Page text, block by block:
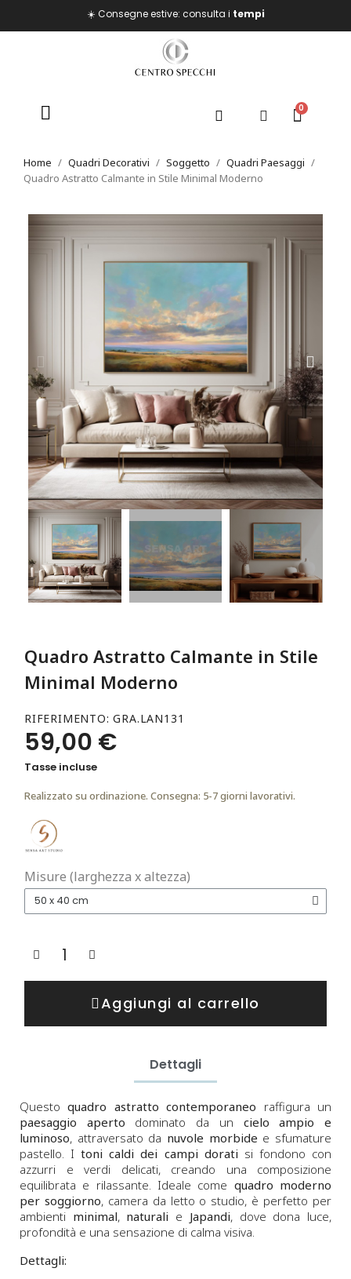
☀️ Consegne estive: consulta i tempi
Home Quadri Decorativi Soggetto
Quadri Paesaggi
Quadro Astratto Calmante in Stile Minimal Moderno
Quadro Astratto Calmante in Stile
Minimal Moderno
RIFERIMENTO GRA.LAN131
59,00 €
Tasse incluse
Realizzato su ordinazione. Consegna: 5-7 giorni lavorativi.
Misure (larghezza x altezza)
Aggiungi al carrello
Dettagli
Questoquadro astratto contemporaneo raffigura un
paesaggio aperto dominato da un cielo ampio e
luminoso, attraversato da nuvole morbide e sfumature
pastello. Itoni caldi dei campi dorati si fondono con
azzurri e verdi delicati, creando una composizione
equilibrata e rilassante. Ideale come quadro moderno
per soggiorno, camera da letto o studio, è perfetto per
ambienti minimal, naturali e Japandi, dove dona luce,
profondità e una sensazione di calma visiva.
Dettagli: